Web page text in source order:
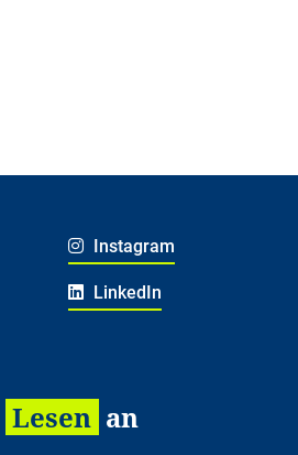
Instagram
LinkedIn
Lesen an